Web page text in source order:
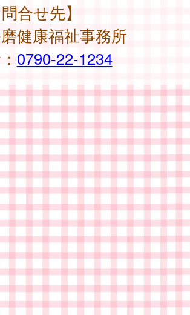
合せ先】
健康福祉事務所
0790-22-1234